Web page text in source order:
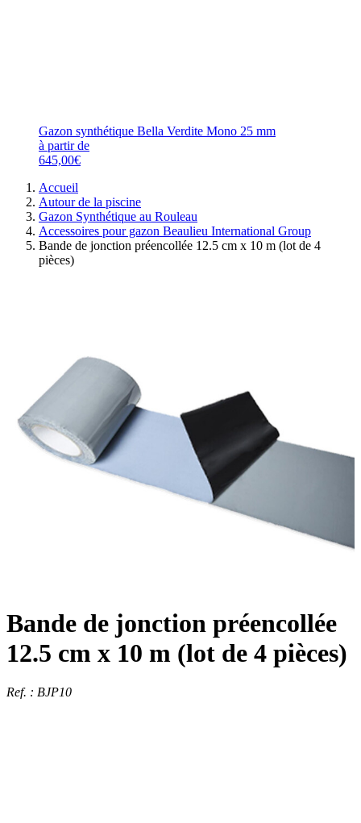
Gazon synthétique Bella Verdite Mono 25 mm
à partir de
645,00€
Accueil
Autour de la piscine
Gazon Synthétique au Rouleau
Accessoires pour gazon Beaulieu International Group
Bande de jonction préencollée 12.5 cm x 10 m (lot de 4
pièces)
Bande de jonction préencollée
12.5 cm x 10 m (lot de 4 pièces)
Ref. : BJP10